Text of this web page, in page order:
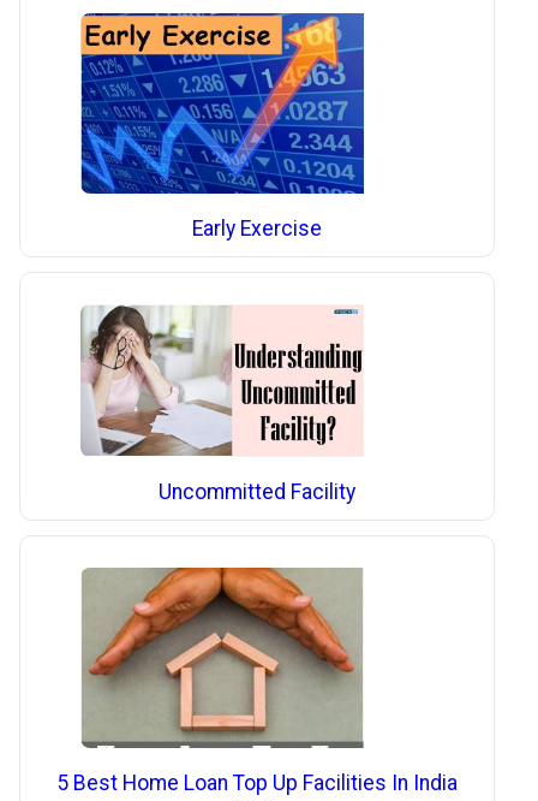
Early Exercise
Uncommitted Facility
5 Best Home Loan Top Up Facilities In India